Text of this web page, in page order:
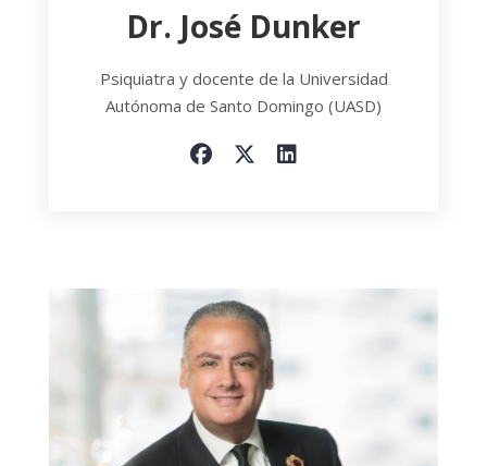
Dr. José Dunker
Psiquiatra y docente de la Universidad
Autónoma de Santo Domingo (UASD)